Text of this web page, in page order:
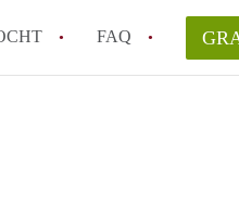
FAQ
van KamersWageningen?